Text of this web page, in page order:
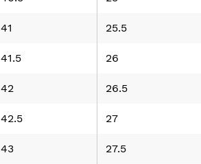
41 25.5
41.5 26
42 26.5
42.5 27
43 27.5